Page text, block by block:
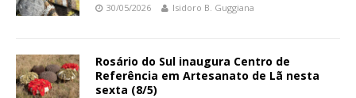
30/05/2026 Isidoro B. Guggiana
Rosário do Sul inaugura Centro de
Referência em Artesanato de Lã nesta
sexta (8/5)